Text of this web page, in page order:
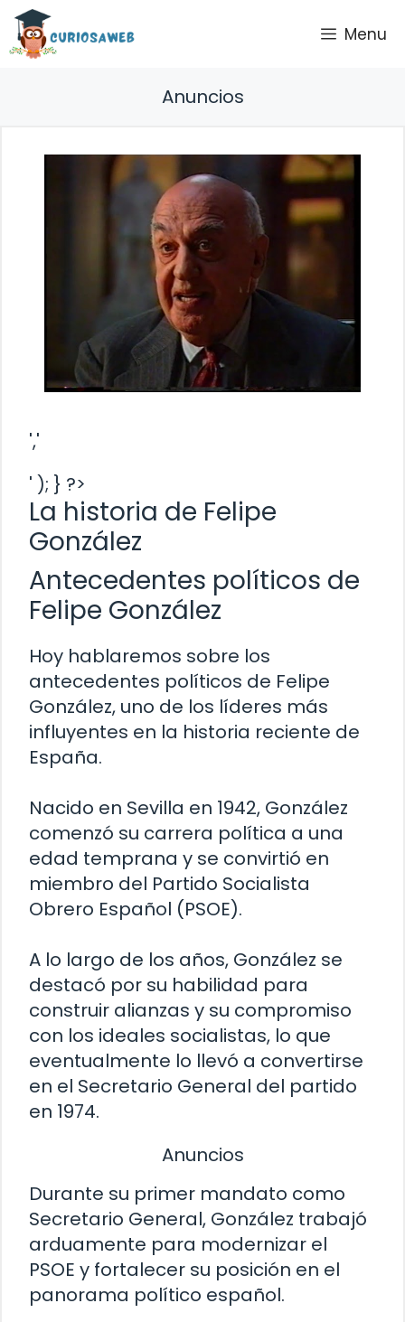
Saltar
contenido
Menu
Anuncios
','
' ); } ?>
La historia de Felipe
González
Antecedentes políticos de
Felipe González
Hoy hablaremos sobre los
antecedentes políticos de Felipe
González, uno de los líderes más
influyentes en la historia reciente de
España.
Nacido en Sevilla en 1942, González
comenzó su carrera política a una
edad temprana y se convirtió en
miembro del Partido Socialista
Obrero Español (PSOE).
A lo largo de los años, González se
destacó por su habilidad para
construir alianzas y su compromiso
con los ideales socialistas, lo que
eventualmente lo llevó a convertirse
en el Secretario General del partido
en 1974.
Anuncios
Durante su primer mandato como
Secretario General, González trabajó
arduamente para modernizar el
PSOE y fortalecer su posición en el
panorama político español.